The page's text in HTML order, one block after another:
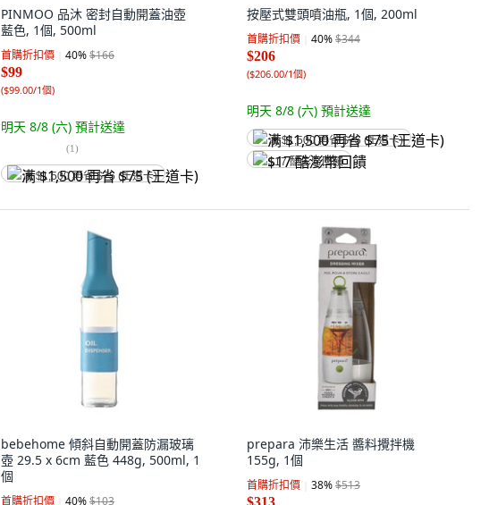
PINMOO 品沐 密封自動開蓋油壺
藍色, 1個, 500ml
首購折扣價 40%$166
$99
($99.00/1個)
明天 8/8 (六) 預計送達
(1)
满 $1,500 再省 $75 (王道卡)
按壓式雙頭噴油瓶, 1個, 200ml
首購折扣價 40%$344
$206
($206.00/1個)
明天 8/8 (六) 預計送達
满 $1,500 再省 $75 (王道卡)
$17 酷澎幣回饋
bebehome 傾斜自動開蓋防漏玻璃
壺 29.5 x 6cm 藍色 448g, 500ml, 1
個
首購折扣價 40%$103
prepara 沛樂生活 醬料攪拌機
155g, 1個
首購折扣價 38%$513
$313